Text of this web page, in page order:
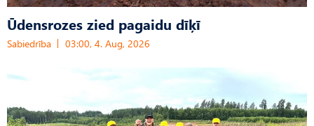
Ūdensrozes zied pagaidu dīķī
Sabiedrība 03:00, 4. Aug, 2026